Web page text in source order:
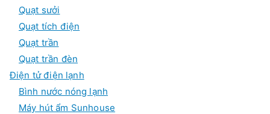
Quạt sưởi
Quạt tích điện
Quạt trần
Quạt trần đèn
Điện tử điện lạnh
Bình nước nóng lạnh
Máy hút ẩm Sunhouse